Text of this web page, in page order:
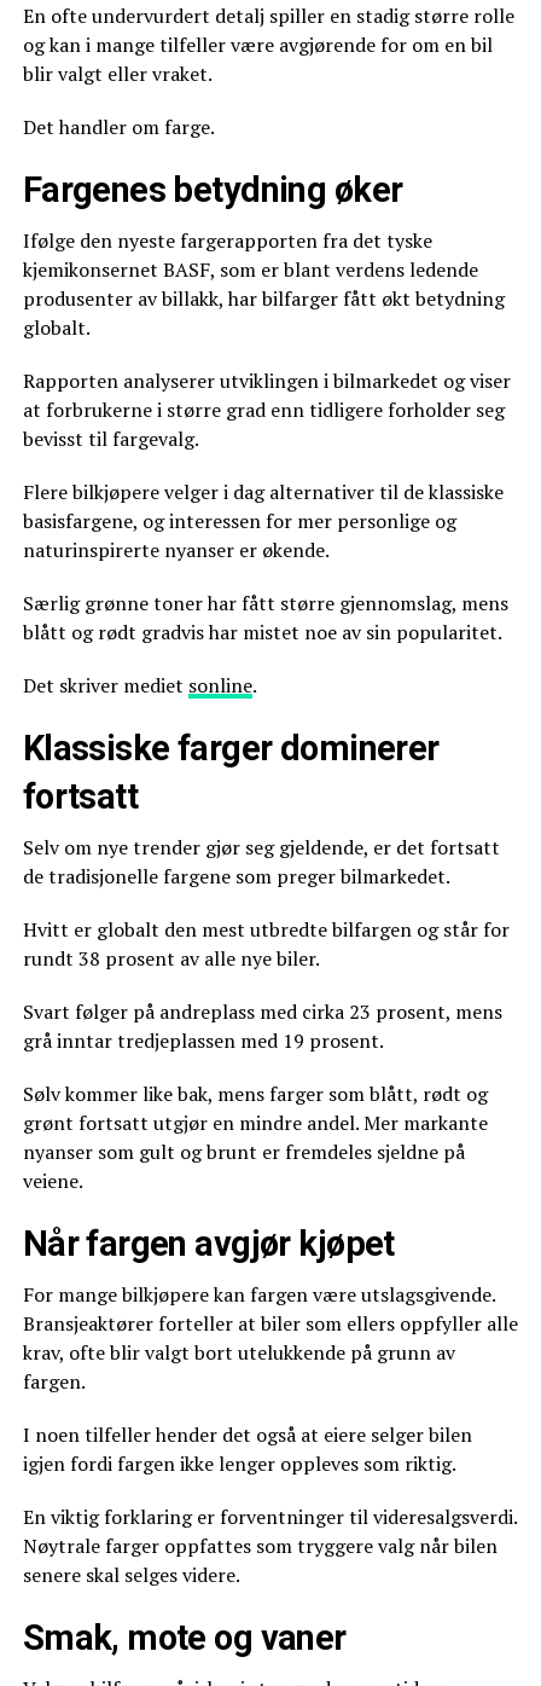
En ofte undervurdert detalj spiller en stadig større rolle
og kan i mange tilfeller være avgjørende for om en bil
blir valgt eller vraket.
Det handler om farge.
Fargenes betydning øker
Ifølge den nyeste fargerapporten fra det tyske
kjemikonsernet BASF, som er blant verdens ledende
produsenter av billakk, har bilfarger fått økt betydning
globalt.
Rapporten analyserer utviklingen i bilmarkedet og viser
at forbrukerne i større grad enn tidligere forholder seg
bevisst til fargevalg.
Flere bilkjøpere velger i dag alternativer til de klassiske
basisfargene, og interessen for mer personlige og
naturinspirerte nyanser er økende.
Særlig grønne toner har fått større gjennomslag, mens
blått og rødt gradvis har mistet noe av sin popularitet.
Det skriver mediet sonline.
Klassiske farger dominerer
fortsatt
Selv om nye trender gjør seg gjeldende, er det fortsatt
de tradisjonelle fargene som preger bilmarkedet.
Hvitt er globalt den mest utbredte bilfargen og står for
rundt 38 prosent av alle nye biler.
Svart følger på andreplass med cirka 23 prosent, mens
grå inntar tredjeplassen med 19 prosent.
Sølv kommer like bak, mens farger som blått, rødt og
grønt fortsatt utgjør en mindre andel. Mer markante
nyanser som gult og brunt er fremdeles sjeldne på
veiene.
Når fargen avgjør kjøpet
For mange bilkjøpere kan fargen være utslagsgivende.
Bransjeaktører forteller at biler som ellers oppfyller alle
krav, ofte blir valgt bort utelukkende på grunn av
fargen.
I noen tilfeller hender det også at eiere selger bilen
igjen fordi fargen ikke lenger oppleves som riktig.
En viktig forklaring er forventninger til videresalgsverdi.
Nøytrale farger oppfattes som tryggere valg når bilen
senere skal selges videre.
Smak, mote og vaner